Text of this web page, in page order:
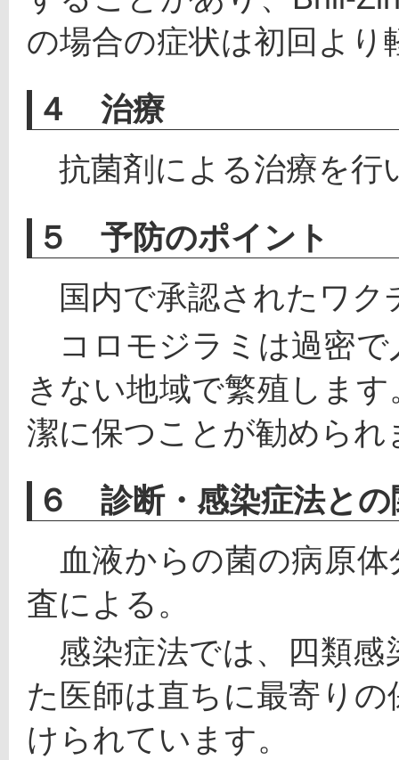
の場合の症状は初回よ
４ 治療
抗菌剤による治療を行
５ 予防のポイント
国内で承認されたワク
コロモジラミは過密で
きない地域で繁殖しま
潔に保つことが勧められ
６ 診断・感染症法との
血液からの菌の病原体
査による。
感染症法では、四類感
た医師は直ちに最寄り
けられています。